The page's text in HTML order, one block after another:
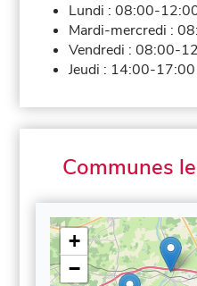
Lundi :08:00-
Mardi-mercredi :
Vendredi :08:00-
Jeudi : 14:00-17:00
Communes
+
−